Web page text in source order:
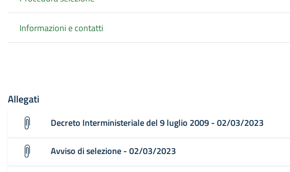
Informazioni e contatti
Allegati
Decreto Interministeriale del 9 luglio 2009 - 02/03/2023
Avviso di selezione - 02/03/2023